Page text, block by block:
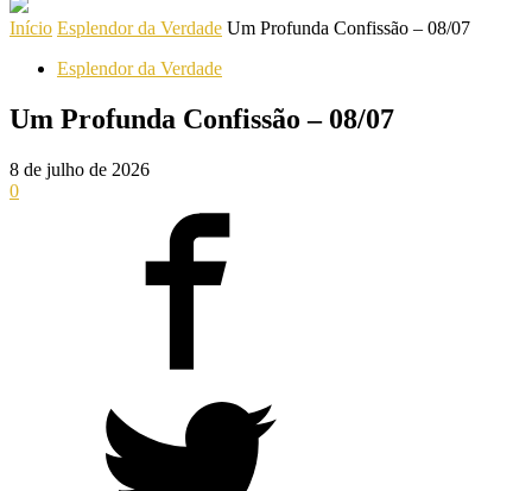
Início Esplendor da Verdade Um Profunda Confissão – 08/07
Esplendor da Verdade
Um Profunda Confissão – 08/07
8 de julho de 2026
0